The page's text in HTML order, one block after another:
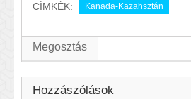
CÍMKÉK: Kanada-Kazahsztán
Megosztás
Hozzászólások